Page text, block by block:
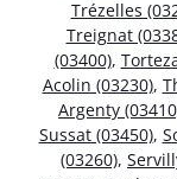
Trézelles
Treignat
(03400),
Acolin (03230),
Argenty
Sussat (03450),
(03260),